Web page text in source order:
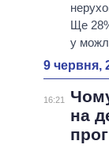
Ще
у
9 червня,
16:21
на